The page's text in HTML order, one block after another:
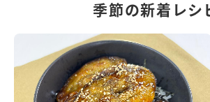
季節の新着レシ